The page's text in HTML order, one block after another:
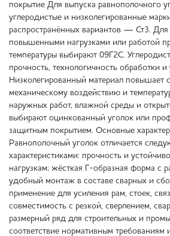
покрытие Для выпуска равнополочного
углеродистые и низколегированные
распространённых вариантов — Ст3. Для
повышенными нагрузками или работой
температуры выбирают 09Г2С.
прочность, технологичность обработки и
Низколегированный материал повышает
механическому воздействию и
наружных работ, влажной среды и
выбирают оцинкованный уголок или
защитным покрытием. Основные
Равнополочный уголок отличается
характеристиками: прочность и
нагрузкам; жёсткая Г-образная форма с
удобный монтаж в составе сварных и
применение для усиления рам, стоек,
совместимость с резкой, сверлением,
размерный ряд для строительных и
соответствие нормативным требованиям